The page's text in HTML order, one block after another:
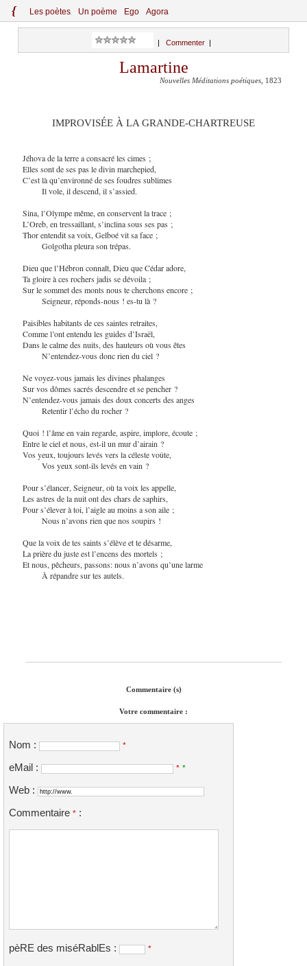
{ Les poètes Un poème Ego Agora
Commenter
Lamartine
Nouvelles Méditations poétiques , 1823
IMPROVISÉE À LA GRANDE-CHARTREUSE
Jéhova de la terre a consacré les cimes ;
Elles sont de ses pas le divin marchepied,
C’est là qu’environné de ses foudres sublimes
Il vole, il descend, il s’assied.
Sina, l’Olympe même, en conservent la trace ;
L’Oreb, en tressaillant, s’inclina sous ses pas ;
Thor entendit sa voix, Gelboé vit sa face ;
Golgotha pleura son trépas.
Dieu que l’Hébron connaît, Dieu que Cédar adore,
Ta gloire à ces rochers jadis se dévoila ;
Sur le sommet des monts nous te cherchons encore ;
Seigneur, réponds-nous ! es-tu là ?
Paisibles habitants de ces saintes retraites,
Comme l’ont entendu les guides d’Israël,
Dans le calme des nuits, des hauteurs où vous êtes
N’entendez-vous donc rien du ciel ?
Ne voyez-vous jamais les divines phalanges
Sur vos dômes sacrés descendre et se pencher ?
N’entendez-vous jamais des doux concerts des anges
Retentir l’écho du rocher ?
Quoi ! l’âme en vain regarde, aspire, implore, écoute ;
Entre le ciel et nous, est-il un mur d’airain ?
Vos yeux, toujours levés vers la céleste voûte,
Vos yeux sont-ils levés en vain ?
Pour s’élancer, Seigneur, où ta voix les appelle,
Les astres de la nuit ont des chars de saphirs,
Pour s’élever à toi, l’aigle au moins a son aile ;
Nous n’avons rien que nos soupirs !
Que la voix de tes saints s’élève et te désarme,
La prière du juste est l’encens des mortels ;
Et nous, pêcheurs, passons: nous n’avons qu’une larme
À répandre sur tes autels.
Commentaire (s)
Votre commentaire :
Nom : *
eMail : * *
Web :
Commentaire * :
pèRE des miséRablEs : *